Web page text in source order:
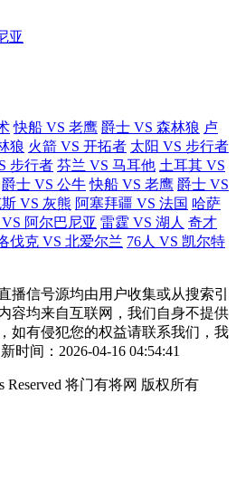
亚
快船 VS 老鹰 爵士 VS 森林狼 卢
狼 火箭 VS 开拓者 太阳 VS 步行者
步行者 芬兰 VS 马耳他 土耳其 VS
爵士 VS 公牛 快船 VS 老鹰 爵士 VS
VS 灰熊 阿塞拜疆 VS 法国 哈萨
阿尔巴尼亚 雷霆 VS 湖人 奇才
伐克 VS 北爱尔兰 76人 VS 凯尔特
播信号源均由用户收集或从搜索引
容均来自互联网，我们自身不提供
如有侵犯您的权益请联系我们，我
时间：2026-04-16 04:54:41
Reserved 将门有将网 版权所有